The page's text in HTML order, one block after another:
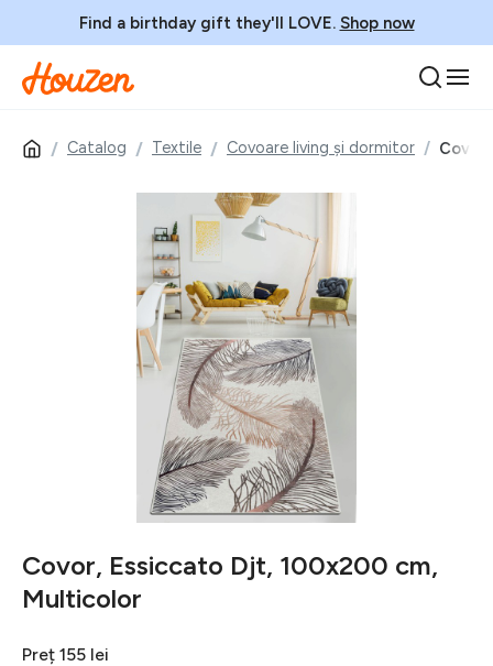
Find a birthday gift they'll LOVE. Shop now
Catalog Textile Covoare living și dormitor
Covor, Essiccato Djt, 100x200 cm,
Multicolor
Preț 155 lei